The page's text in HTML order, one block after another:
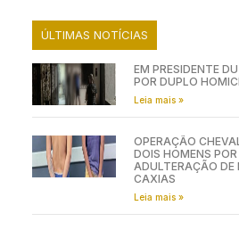
ÚLTIMAS NOTÍCIAS
EM PRESIDENTE
POR DUPLO
Leia mais »
OPERAÇÃO
DOIS HOMENS
ADULTERAÇÃO
CAXIAS
Leia mais »